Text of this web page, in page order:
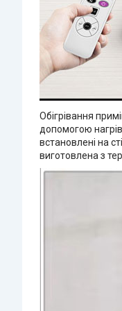
Обігрівання
допомогою
встановлені на
виготовлена з